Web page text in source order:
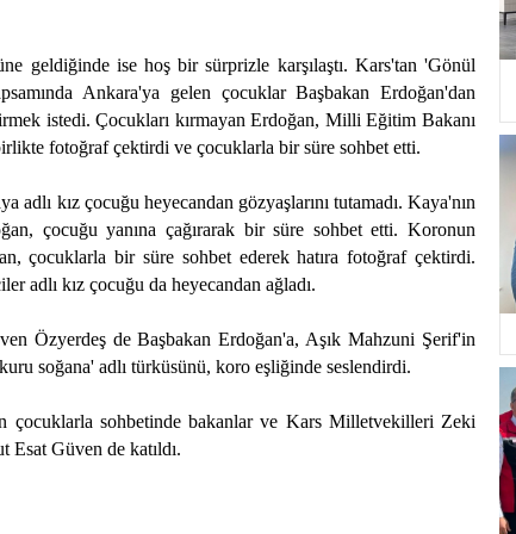
geldiğinde ise hoş bir sürprizle karşılaştı. Kars'tan 'Gönül
Ankara'ya gelen çocuklar Başbakan Erdoğan'dan
istedi. Çocukları kırmayan Erdoğan, Milli Eğitim Bakanı
fotoğraf çektirdi ve çocuklarla bir süre sohbet etti.
adlı kız çocuğu heyecandan gözyaşlarını tutamadı. Kaya'nın
çocuğu yanına çağırarak bir süre sohbet etti. Koronun
çocuklarla bir süre sohbet ederek hatıra fotoğraf çektirdi.
adlı kız çocuğu da heyecandan ağladı.
Özyerdeş de Başbakan Erdoğan'a, Aşık Mahzuni Şerif'in
soğana' adlı türküsünü, koro eşliğinde seslendirdi.
çocuklarla sohbetinde bakanlar ve Kars Milletvekilleri Zeki
Esat Güven de katıldı.